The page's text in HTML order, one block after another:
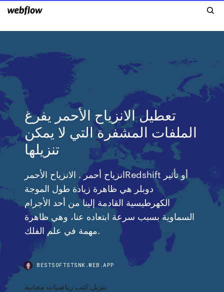
تعطيل الانزياح الأحمر يفرغ
الملفات المشفرة التي لا يمكن
تنزيلها
انزياح أحمر . الانزياح الأحمرRedshift أو تأثير
دوبلر هي ظاهرة زيادة طول الموجة
الكهرطيسية القادمة إلينا من أحد الأجرام
السماوية بسبب سرعة ابتعاده عنا، وهي ظاهرة
مهمة في علم الفلك.
BESTSOFTSTSNK.WEB.APP
تنزيل كتب رياضيات مجانية